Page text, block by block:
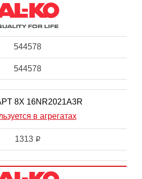
544578
544578
8X 16NR2021A3R
в агрегатах
1313 i